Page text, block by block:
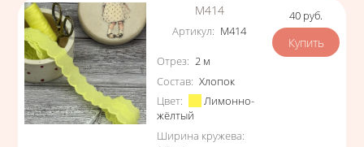
М414
Артикул: М414
Характеристики
Отрез: 2 м
Состав: Хлопок
Цвет:
Лимонно-
жёлтый
Ширина кружева:
Цена
40 руб.